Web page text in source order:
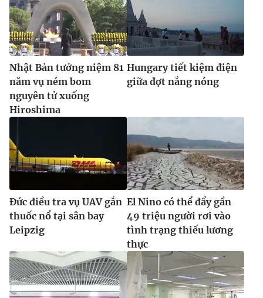
® Cấm sao chép dưới mọi hình thức nếu không có sự chấp
thuận bằng văn bản. Ghi rõ nguồn VTV.vn khi phát hành lại
thông tin từ website này.
Nhật Bản tưởng niệm 81
năm vụ ném bom
nguyên tử xuống
Hiroshima
Hungary tiết kiệm điện
giữa đợt nắng nóng
Đức điều tra vụ UAV gắn
thuốc nổ tại sân bay
Leipzig
El Nino có thể đẩy gần
49 triệu người rơi vào
tình trạng thiếu lương
thực